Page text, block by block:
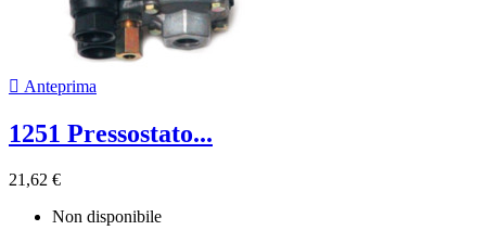
 Anteprima
1251 Pressostato...
21,62 €
Non disponibile